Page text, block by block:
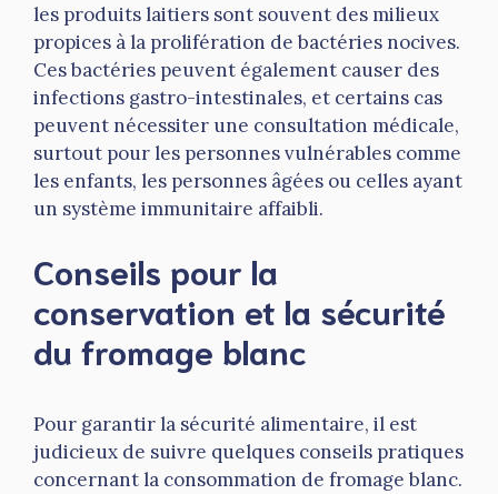
les produits laitiers sont souvent des milieux
propices à la prolifération de bactéries nocives.
Ces bactéries peuvent également causer des
infections gastro-intestinales, et certains cas
peuvent nécessiter une consultation médicale,
surtout pour les personnes vulnérables comme
les enfants, les personnes âgées ou celles ayant
un système immunitaire affaibli.
Conseils pour la
conservation et la sécurité
du fromage blanc
Pour garantir la sécurité alimentaire, il est
judicieux de suivre quelques conseils pratiques
concernant la consommation de fromage blanc.